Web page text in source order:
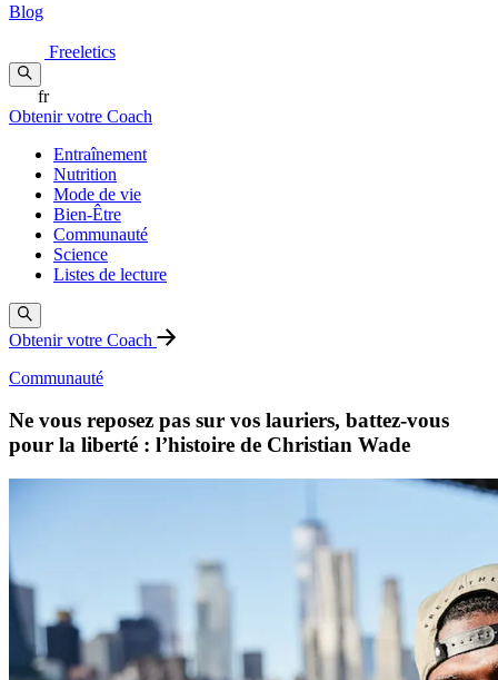
Blog
Freeletics
fr
Obtenir votre Coach
Entraînement
Nutrition
Mode de vie
Bien-Être
Communauté
Science
Listes de lecture
Obtenir votre Coach
Communauté
Ne vous reposez pas sur vos lauriers, battez-vous
pour la liberté : l’histoire de Christian Wade